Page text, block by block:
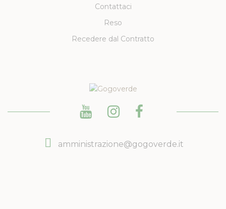
Contattaci
Reso
Recedere dal Contratto
amministrazione@gogoverde.it